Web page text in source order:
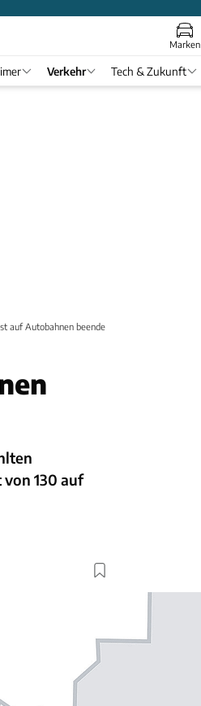
Marken
Verkehr Tech & Zukunft
auf Autobahnen beendet
130 auf